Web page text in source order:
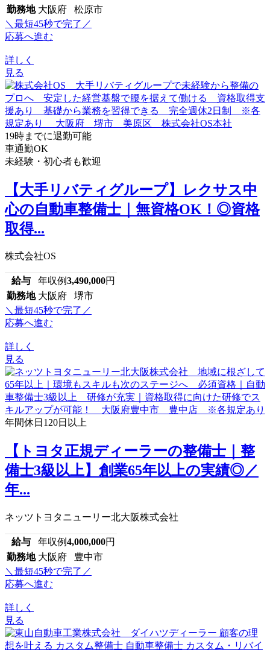
勤務地 大阪府 松原市
＼最短45秒で完了／
応募へ進む
詳しく
見る
19時までに退勤可能
車通勤OK
未経験・初心者も歓迎
【大手リバティグループ】レクサス中
心の自動車整備士｜無資格OK！◎資格
取得...
株式会社OS
給与 年収例3,490,000円
勤務地 大阪府 堺市
＼最短45秒で完了／
応募へ進む
詳しく
見る
年間休日120日以上
【トヨタ正規ディーラーの整備士｜整
備士3級以上】創業65年以上の実績◎／
年...
ネッツトヨタニューリー北大阪株式会社
給与 年収例4,000,000円
勤務地 大阪府 豊中市
＼最短45秒で完了／
応募へ進む
詳しく
見る